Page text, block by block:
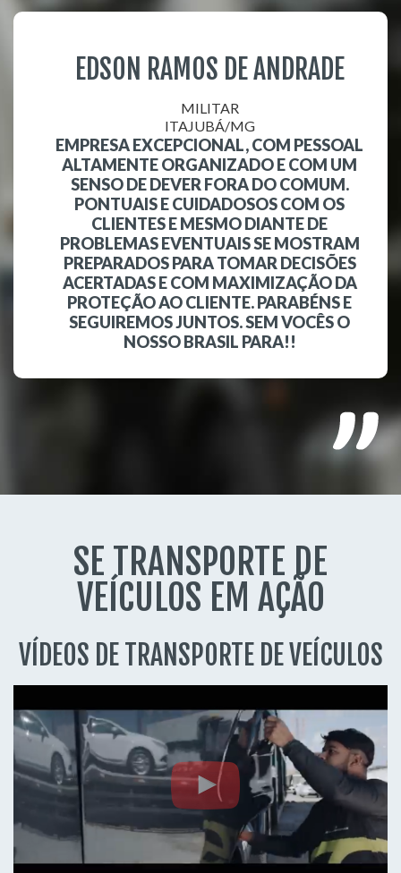
EDSON RAMOS DE ANDRADE
MILITAR
ITAJUBÁ/MG
EMPRESA EXCEPCIONAL, COM PESSOAL
ALTAMENTE ORGANIZADO E COM UM
SENSO DE DEVER FORA DO COMUM.
PONTUAIS E CUIDADOSOS COM OS
CLIENTES E MESMO DIANTE DE
PROBLEMAS EVENTUAIS SE MOSTRAM
PREPARADOS PARA TOMAR DECISÕES
ACERTADAS E COM MAXIMIZAÇÃO DA
PROTEÇÃO AO CLIENTE. PARABÉNS E
SEGUIREMOS JUNTOS. SEM VOCÊS O
NOSSO BRASIL PARA!!
SE TRANSPORTE DE
VEÍCULOS EM AÇÃO
VÍDEOS DE TRANSPORTE DE VEÍCULOS